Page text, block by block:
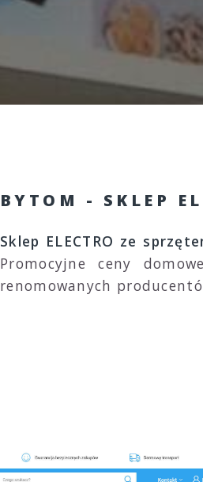
BYTOM - SKLEP
Sklep ELECTRO ze
Promocyjne ceny
renomowanych